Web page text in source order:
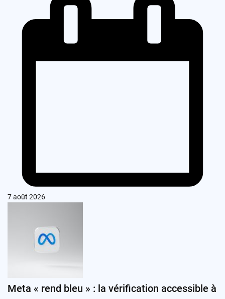
7 août 2026
Meta « rend bleu » : la vérification accessible à